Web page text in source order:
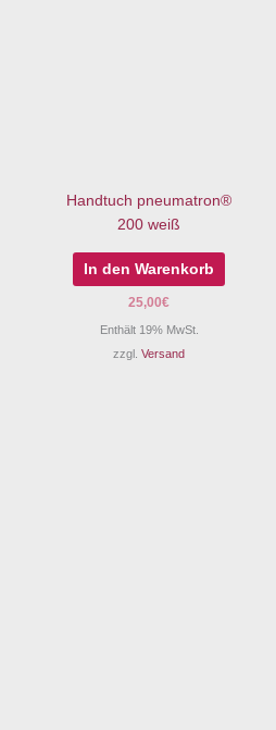
Handtuch pneumatron®
200 weiß
In den Warenkorb
25,00€
Enthält 19% MwSt.
zzgl. Versand